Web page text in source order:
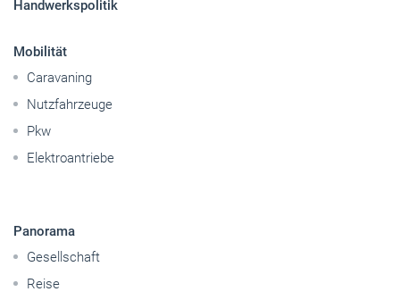
Handwerkspolitik
Mobilität
Caravaning
Nutzfahrzeuge
Pkw
Elektroantriebe
Panorama
Gesellschaft
Reise